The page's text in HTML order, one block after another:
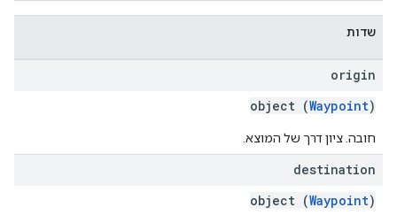
שדות
origin
object (Waypoint)
חובה. ציון דרך של המוצא.
destination
object (Waypoint)